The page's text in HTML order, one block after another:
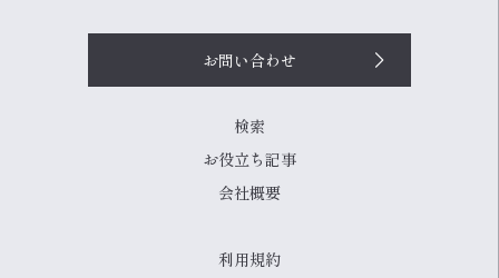
お問い合わせ
検索
お役立ち記事
会社概要
利用規約